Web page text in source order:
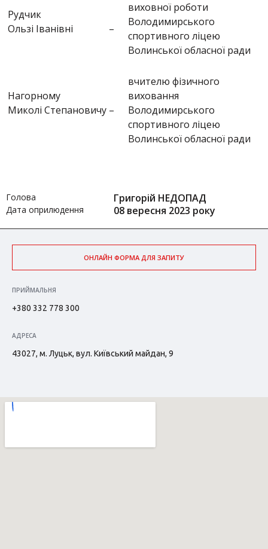
Рудчик
Ользі Іванівні
–
виховної роботи
Володимирського
спортивного ліцею
Волинської обласної ради
Нагорному
Миколі Степановичу –
вчителю фізичного
виховання
Володимирського
спортивного ліцею
Волинської обласної ради
Голова Григорій НЕДОПАД
Дата оприлюдення 08 вересня 2023 року
ОНЛАЙН ФОРМА ДЛЯ ЗАПИТУ
ПРИЙМАЛЬНЯ
+380 332 778 300
АДРЕСА
43027, м. Луцьк, вул. Київський майдан, 9